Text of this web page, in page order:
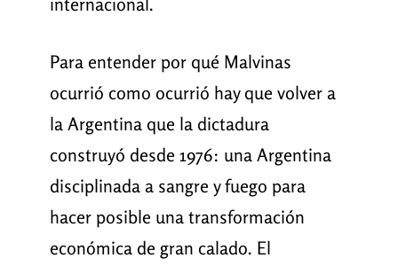
Para entender por qué Malvinas
ocurrió como ocurrió hay que volver a
la Argentina que la dictadura
construyó desde 1976: una Argentina
disciplinada a sangre y fuego para
hacer posible una transformación
económica de gran calado. El